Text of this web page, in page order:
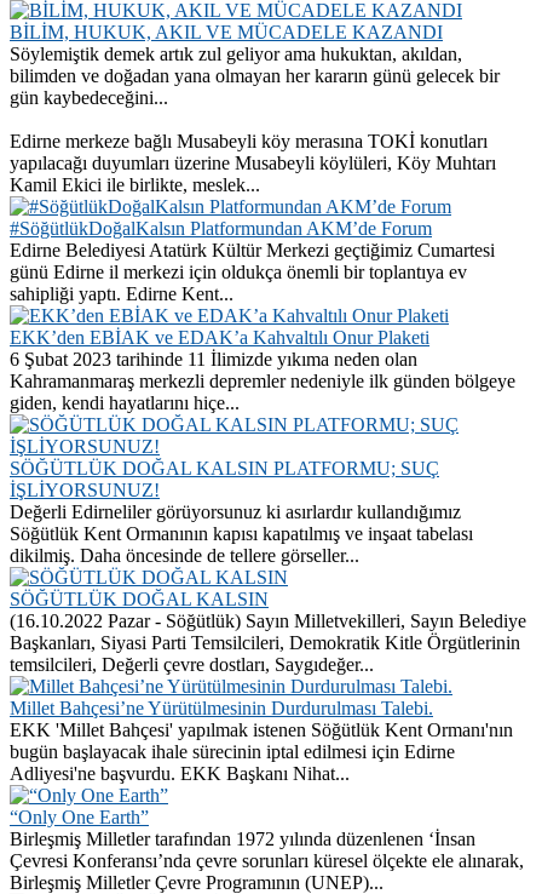
BİLİM, HUKUK, AKIL VE MÜCADELE KAZANDI
Söylemiştik demek artık zul geliyor ama hukuktan, akıldan,
bilimden ve doğadan yana olmayan her kararın günü gelecek bir
gün kaybedeceğini...
Edirne merkeze bağlı Musabeyli köy merasına TOKİ konutları
yapılacağı duyumları üzerine Musabeyli köylüleri, Köy Muhtarı
Kamil Ekici ile birlikte, meslek...
#SöğütlükDoğalKalsın Platformundan AKM’de Forum
Edirne Belediyesi Atatürk Kültür Merkezi geçtiğimiz Cumartesi
günü Edirne il merkezi için oldukça önemli bir toplantıya ev
sahipliği yaptı. Edirne Kent...
EKK’den EBİAK ve EDAK’a Kahvaltılı Onur Plaketi
6 Şubat 2023 tarihinde 11 İlimizde yıkıma neden olan
Kahramanmaraş merkezli depremler nedeniyle ilk günden bölgeye
giden, kendi hayatlarını hiçe...
SÖĞÜTLÜK DOĞAL KALSIN PLATFORMU; SUÇ
İŞLİYORSUNUZ!
Değerli Edirneliler görüyorsunuz ki asırlardır kullandığımız
Söğütlük Kent Ormanının kapısı kapatılmış ve inşaat tabelası
dikilmiş. Daha öncesinde de tellere görseller...
SÖĞÜTLÜK DOĞAL KALSIN
(16.10.2022 Pazar - Söğütlük) Sayın Milletvekilleri, Sayın Belediye
Başkanları, Siyasi Parti Temsilcileri, Demokratik Kitle Örgütlerinin
temsilcileri, Değerli çevre dostları, Saygıdeğer...
Millet Bahçesi’ne Yürütülmesinin Durdurulması Talebi.
EKK 'Millet Bahçesi' yapılmak istenen Söğütlük Kent Ormanı'nın
bugün başlayacak ihale sürecinin iptal edilmesi için Edirne
Adliyesi'ne başvurdu. EKK Başkanı Nihat...
“Only One Earth”
Birleşmiş Milletler tarafından 1972 yılında düzenlenen ‘İnsan
Çevresi Konferansı’nda çevre sorunları küresel ölçekte ele alınarak,
Birleşmiş Milletler Çevre Programının (UNEP)...